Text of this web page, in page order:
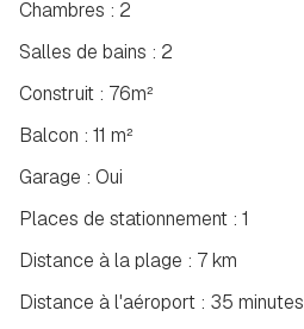
Salles de bains : 2
Construit : 76m²
Chambres : 2
Balcon : 11 m²
Garage : Oui
Places de stationnement : 1
Distance à la plage : 7 km
Distance à l'aéroport : 35 minutes